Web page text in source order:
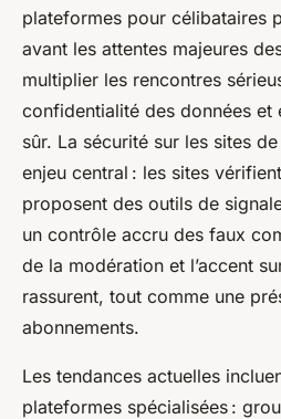
plateformes pour célibataires
avant les attentes majeures
multiplier les rencontres
confidentialité des données et
sûr. La sécurité sur les sites
enjeu central : les sites
proposent des outils de
un contrôle accru des faux
de la modération et l’accent
rassurent, tout comme une
abonnements.
Les tendances actuelles
plateformes spécialisées :